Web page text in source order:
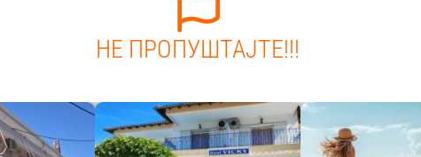
НЕ ПРОПУШТАЈТЕ!!!